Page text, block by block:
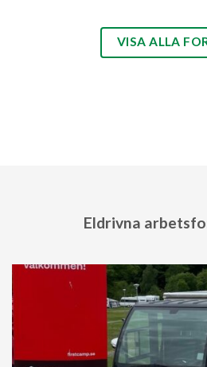
VISA ALLA
Eldrivna